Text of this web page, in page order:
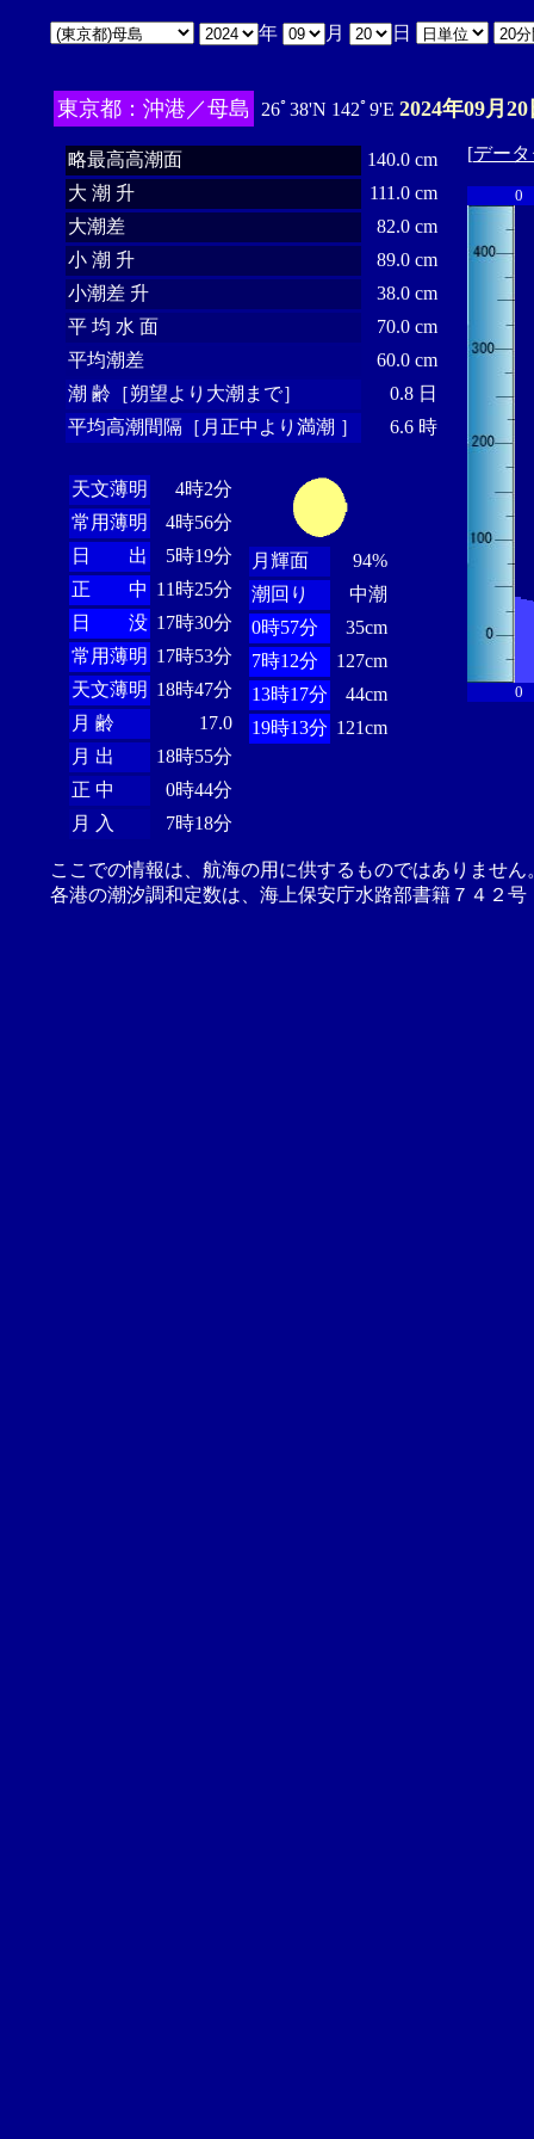
年 月 日
東京都：沖港／母島 26ﾟ38'N 142ﾟ9'E 2024年09月
略最高高潮面
140.0 cm
大 潮 升
111.0 cm
大潮差
82.0 cm
小 潮 升
89.0 cm
小潮差 升
38.0 cm
平 均 水 面
70.0 cm
平均潮差
60.0 cm
潮 齢［朔望より大潮まで］
0.8 日
平均高潮間隔［月正中より満潮 ］
6.6 時
天文薄明
4時2分
常用薄明
4時56分
日 出
5時19分
正 中 11時25分
日 没 17時30分
常用薄明 17時53分
天文薄明 18時47分
月 齢
17.0
月 出
18時55分
正 中
0時44分
月 入
7時18分
月輝面
94%
潮回り
中潮
0時57分
35cm
7時12分
127cm
13時17分
44cm
19時13分 121cm
[デー
0
0
ここでの情報は、航海の用に供するものではありませ
各港の潮汐調和定数は、海上保安庁水路部書籍７４２